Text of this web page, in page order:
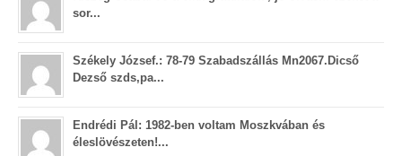
sor...
Székely József.: 78-79 Szabadszállás Mn2067.Dicső
Dezső szds,pa...
Endrédi Pál: 1982-ben voltam Moszkvában és
éleslövészeten!...